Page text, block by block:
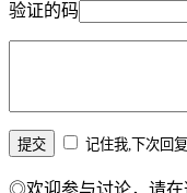
验证的码
记住我,下次回